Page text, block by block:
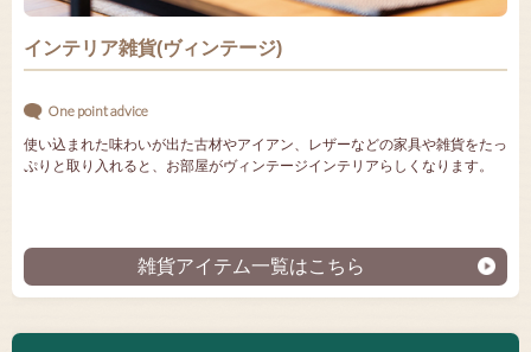
インテリア雑貨(ヴィンテージ)
One point advice
使い込まれた味わいが出た古材やアイアン、レザーなどの家具や雑貨をたっ
ぷりと取り入れると、お部屋がヴィンテージインテリアらしくなります。
雑貨アイテム一覧はこちら